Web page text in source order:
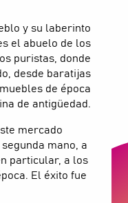
y su laberinto
el abuelo de los
puristas, donde
desde baratijas
de época
de antigüedad.
mercado
mano, a
particular, a los
El éxito fue